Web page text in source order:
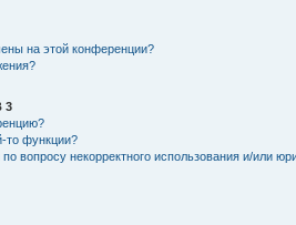
на этой конференции?
3
то функции?
вопросу некорректного использования и/или